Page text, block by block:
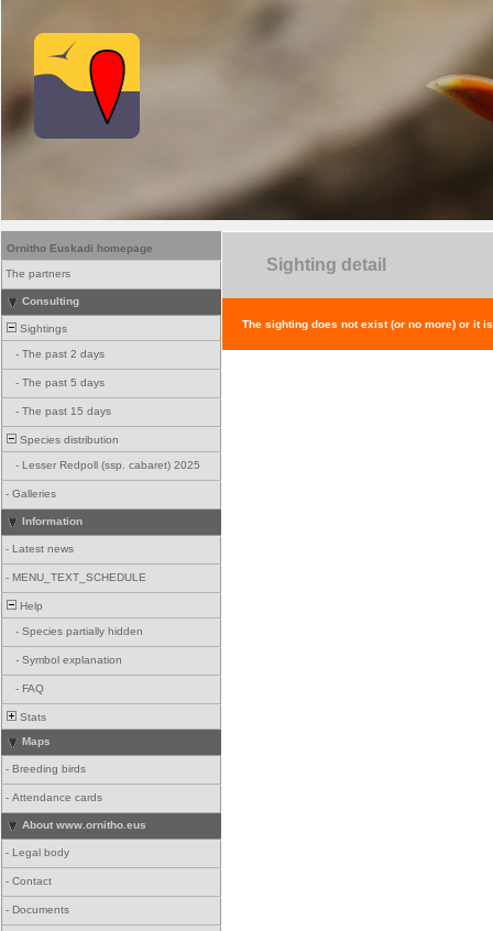
Ornitho Euskadi homepage
The partners
Consulting
Sightings
- The past 2 days
- The past 5 days
- The past 15 days
Species distribution
- Lesser Redpoll (ssp. cabaret) 2025
- Galleries
Information
- Latest news
- MENU_TEXT_SCHEDULE
Help
- Species partially hidden
- Symbol explanation
- FAQ
Stats
Maps
- Breeding birds
- Attendance cards
About www.ornitho.eus
- Legal body
- Contact
- Documents
Sighting detail
The sighting does not exist (or no more) or it